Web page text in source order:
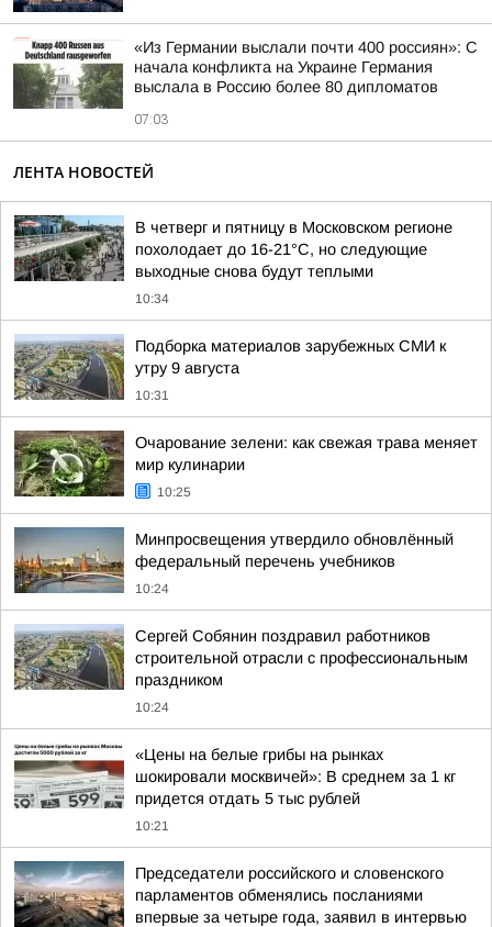
«Из Германии выслали почти 400 россиян»: С
начала конфликта на Украине Германия
выслала в Россию более 80 дипломатов
07:03
ЛЕНТА НОВОСТЕЙ
В четверг и пятницу в Московском регионе
похолодает до 16-21°C, но следующие
выходные снова будут теплыми
10:34
Подборка материалов зарубежных СМИ к
утру 9 августа
10:31
Очарование зелени: как свежая трава меняет
мир кулинарии
10:25
Минпросвещения утвердило обновлённый
федеральный перечень учебников
10:24
Сергей Собянин поздравил работников
строительной отрасли с профессиональным
праздником
10:24
«Цены на белые грибы на рынках
шокировали москвичей»: В среднем за 1 кг
придется отдать 5 тыс рублей
10:21
Председатели российского и словенского
парламентов обменялись посланиями
впервые за четыре года, заявил в интервью